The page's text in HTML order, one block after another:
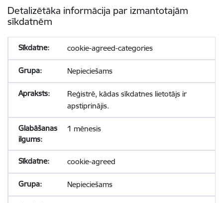
Detalizētāka informācija par izmantotajām
sīkdatnēm
cookie-agreed-categories
Nepieciešams
Reģistrē, kādas sīkdatnes lietotājs ir
apstiprinājis.
1 mēnesis
cookie-agreed
Nepieciešams